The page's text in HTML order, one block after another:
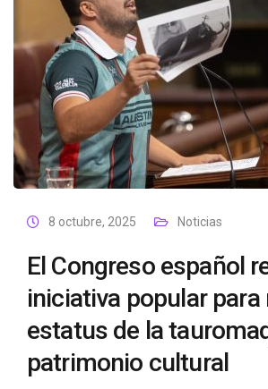
8 octubre, 2025 Noticias
El Congreso español
iniciativa popular para
estatus de la
patrimonio cultural